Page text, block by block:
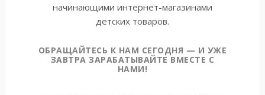
начинающими интернет-магазинами
детских товаров.
ОБРАЩАЙТЕСЬ К НАМ СЕГОДНЯ — И УЖЕ
ЗАВТРА ЗАРАБАТЫВАЙТЕ ВМЕСТЕ С
НАМИ!